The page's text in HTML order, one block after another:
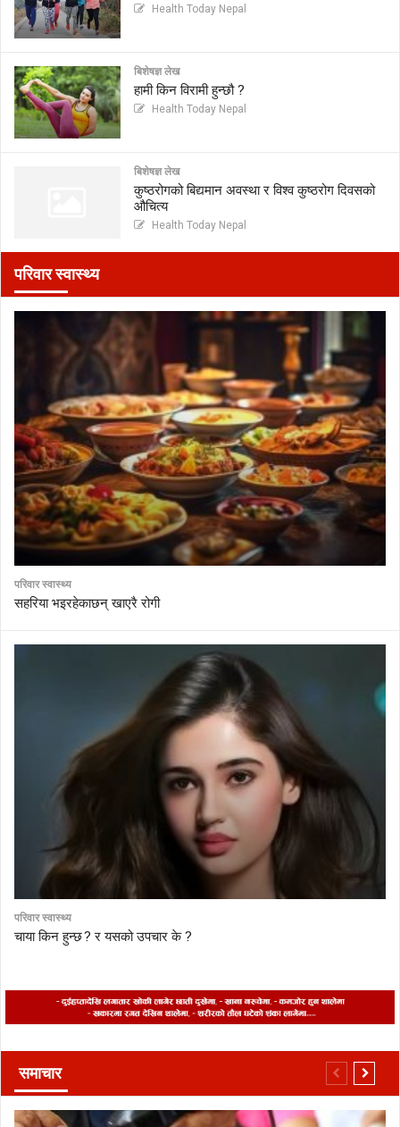
Health Today Nepal
बिशेषज्ञ लेख
हामी किन विरामी हुन्छौ ?
Health Today Nepal
बिशेषज्ञ लेख
कुष्ठरोगको बिद्यमान अवस्था र विश्व कुष्ठरोग दिवसको
औचित्य
Health Today Nepal
परिवार स्वास्थ्य
परिवार स्वास्थ्य
सहरिया भइरहेकाछन् खाएरै रोगी
परिवार स्वास्थ्य
चाया किन हुन्छ ? र यसको उपचार के ?
समाचार